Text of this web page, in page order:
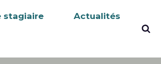
stagiaire Actualités